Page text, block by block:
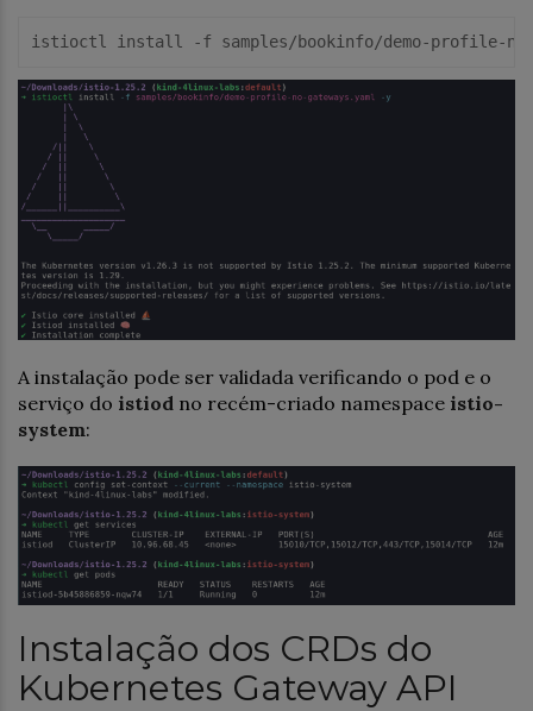
istioctl install -f samples/bookinfo/demo-profile-no
A instalação pode ser validada verificando o pod e o
serviço do istiod no recém-criado namespace istio-
system:
Instalação dos CRDs do
Kubernetes Gateway API